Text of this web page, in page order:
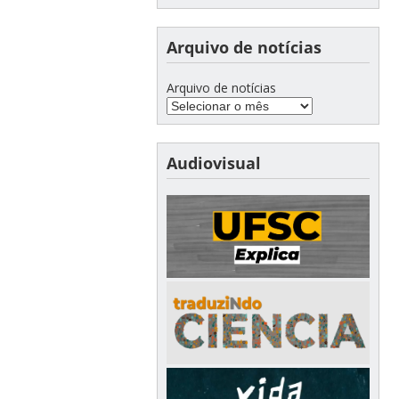
Arquivo de notícias
Arquivo de notícias
Audiovisual